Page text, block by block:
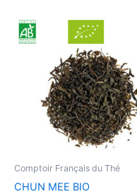
Comptoir Français du Thé
CHUN MEE BIO